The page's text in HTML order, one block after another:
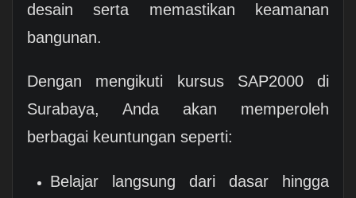
desain serta memastikan keamanan
bangunan.
Dengan mengikuti kursus SAP2000 di
Surabaya, Anda akan memperoleh
berbagai keuntungan seperti:
Belajar langsung dari dasar hingga